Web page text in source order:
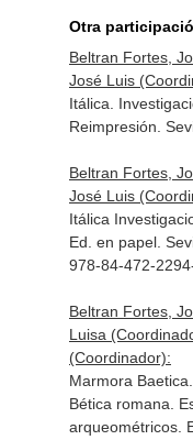
Otra
Beltran Fortes,
José Luis
Itálica.
Reimpresión.
Beltran Fortes,
José Luis
Itálica
Ed. en papel.
978-84-472-
Beltran Fortes,
Luisa
(Coordinador):
Marmora
Bética romana.
arqueométricos.